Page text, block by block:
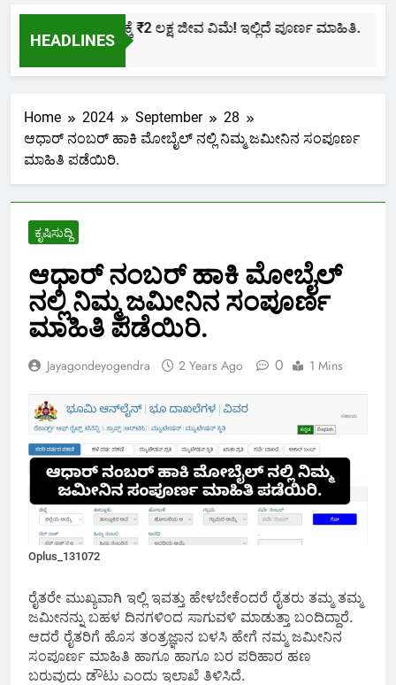
HEADLINES
ಕೇವಲ ₹436ಕ್ಕೆ ₹2 ಲಕ್ಷ ಜೀವ ವಿಮೆ! ಇಲ್ಲಿದೆ ಪೂರ್ಣ ಮಾಹಿತಿ.
Home 2024 September
28
ಆಧಾರ್ ನಂಬರ್ ಹಾಕಿ ಮೋಬೈಲ್ ನಲ್ಲಿ ನಿಮ್ಮ ಜಮೀನಿನ ಸಂಪೂರ್ಣ
ಮಾಹಿತಿ ಪಡೆಯಿರಿ.
ಕೃಷಿಸುದ್ದಿ
ಆಧಾರ್ ನಂಬರ್ ಹಾಕಿ ಮೋಬೈಲ್
ನಲ್ಲಿ ನಿಮ್ಮ ಜಮೀನಿನ ಸಂಪೂರ್ಣ
ಮಾಹಿತಿ ಪಡೆಯಿರಿ.
Jayagondeyogendra 2 Years Ago 0 1 Mins
Oplus_131072
ರೈತರೇ ಮುಖ್ಯವಾಗಿ ಇಲ್ಲಿ ಇವತ್ತು ಹೇಳಬೇಕೆಂದರೆ ರೈತರು ತಮ್ಮ ತಮ್ಮ
ಜಮೀನನ್ನು ಬಹಳ ದಿನಗಳಿಂದ ಸಾಗುವಳಿ ಮಾಡುತ್ತಾ ಬಂದಿದ್ದಾರೆ.
ಆದರೆ ರೈತರಿಗೆ ಹೊಸ ತಂತ್ರಜ್ಞಾನ ಬಳಸಿ ಹೇಗೆ ನಮ್ಮ ಜಮೀನಿನ
ಸಂಪೂರ್ಣ ಮಾಹಿತಿ ಹಾಗೂ ಹಾಗೂ ಬರ ಪರಿಹಾರ ಹಣ
ಬರುವುದು ಡೌಟು ಎಂದು ಇಲಾಖೆ ತಿಳಿಸಿದೆ.